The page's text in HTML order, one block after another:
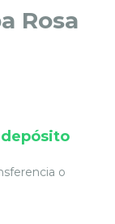
Rosa
o